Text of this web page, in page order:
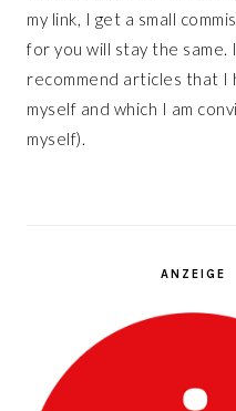
my link, I get a small
for you will stay the same.
recommend articles that I
myself and which I am
myself).
ANZEIGE